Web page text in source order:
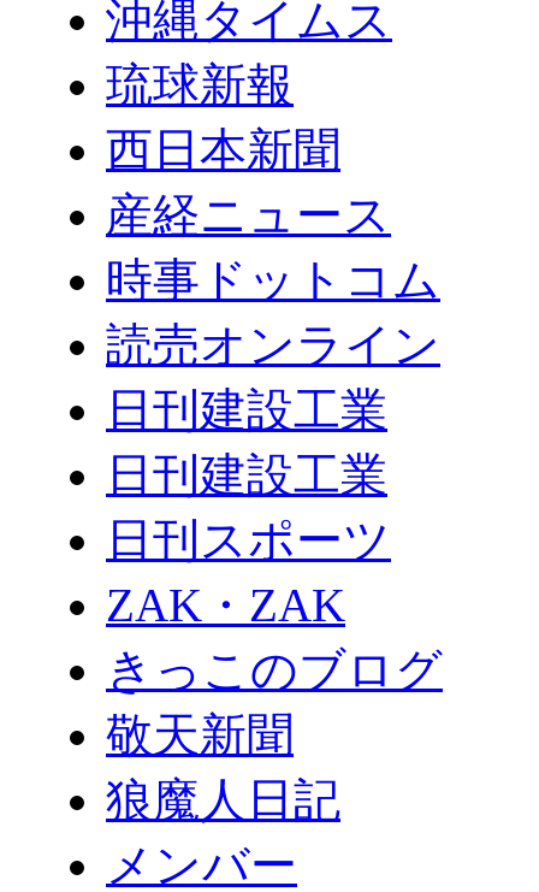
沖縄タイムス
琉球新報
西日本新聞
産経ニュース
時事ドットコム
読売オンライン
日刊建設工業
日刊建設工業
日刊スポーツ
ZAK・ZAK
きっこのブログ
敬天新聞
狼魔人日記
メンバー